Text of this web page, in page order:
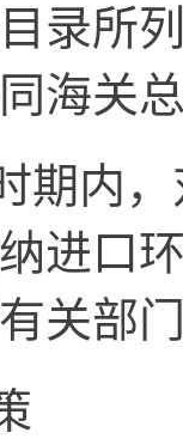
录所
海关
期内
进口
关部